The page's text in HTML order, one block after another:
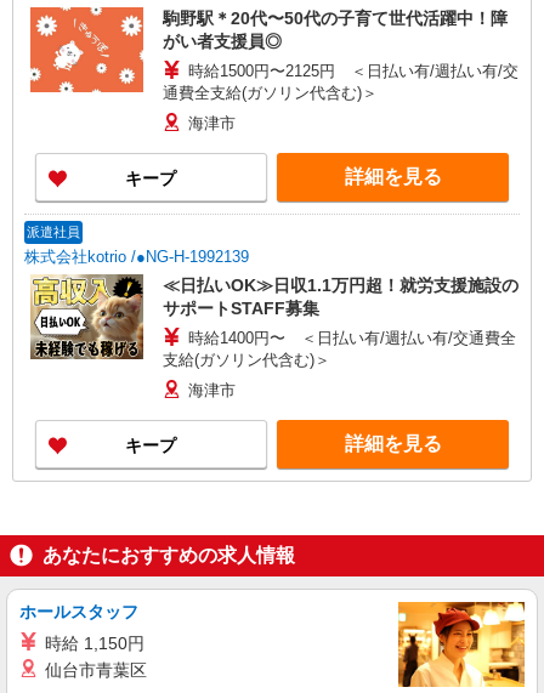
駒野駅＊20代〜50代の子育て世代活躍中！障
がい者支援員◎
時給1500円〜2125円 ＜日払い有/週払い有/交
通費全支給(ガソリン代含む)＞
海津市
キープ 詳細を見る
派遣社員
株式会社kotrio /●NG-H-1992139
≪日払いOK≫日収1.1万円超！就労支援施設の
サポートSTAFF募集
時給1400円〜 ＜日払い有/週払い有/交通費全
支給(ガソリン代含む)＞
海津市
キープ 詳細を見る
あなたにおすすめの求人情報
ホールスタッフ
時給 1,150円
仙台市青葉区